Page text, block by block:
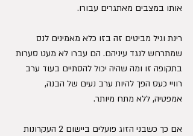
אותו במצבים מאתגרים עבורו.
רינת וגיל מביטים זה בזו כלא מאמינים לנס
שמתרחש לנגד עיניהם. הם עברו לא מעט סערות
בתקופה זו ומה שהיה יכול להסתיים בעוד ערב
רוויי כעס הפך להיות ערב נעים של הבנה,
אמפטיה, ללא מתח מיותר.
אם כך כשבני הזוג פועלים ביישום 2 העקרונות